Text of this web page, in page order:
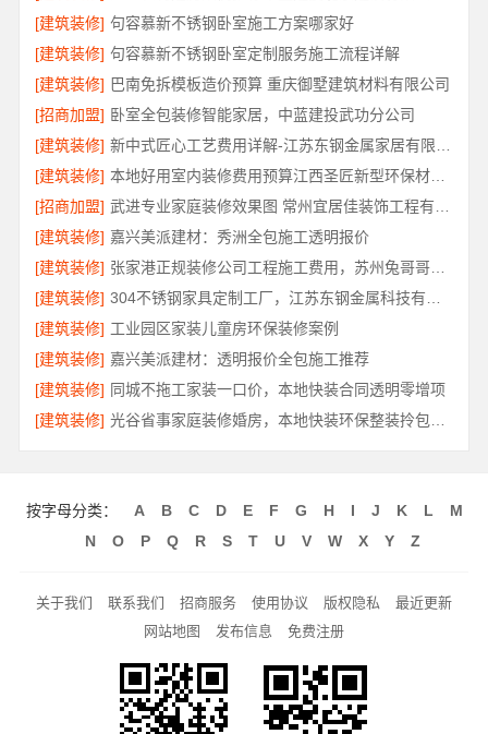
[建筑装修] 句容慕新不锈钢卧室施工方案哪家好
[建筑装修] 句容慕新不锈钢卧室定制服务施工流程详解
[建筑装修] 巴南免拆模板造价预算 重庆御墅建筑材料有限公司
[招商加盟] 卧室全包装修智能家居，中蓝建投武功分公司
[建筑装修]
[建筑装修]
本地好用室内装修费用预算江西圣匠新型环保材料有限公司
[招商加盟]
[建筑装修] 嘉兴美派建材：秀洲全包施工透明报价
[建筑装修]
张家港正规装修公司工程施工费用，苏州兔哥哥智装新材料有限公司全包透明报价
[建筑装修]
[建筑装修] 工业园区家装儿童房环保装修案例
[建筑装修] 嘉兴美派建材：透明报价全包施工推荐
[建筑装修] 同城不拖工家装一口价，本地快装合同透明零增项
[建筑装修]
按字母分类： A B C D E F G H I J K L
M
N
O P Q R S T U V W X Y Z
关于我们 联系我们 招商服务 使用协议 版权隐私
最近更新
网站地图
发布信息 免费注册